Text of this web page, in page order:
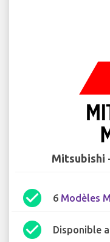
Mitsubishi
check_circle 6 Modèles
check_circle Disponible